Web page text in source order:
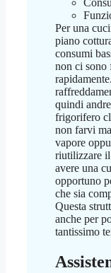
Per una
piano
consumi
non ci sono
quindi
frigorifero
non farvi
vapore
riutilizzare
avere una
opportuno
che sia
Questa
anche per
tantissimo